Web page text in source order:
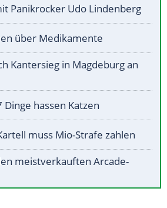
Panikrocker Udo Lindenberg
über Medikamente
Kantersieg in Magdeburg an
hassen Katzen
muss Mio-Strafe zahlen
meistverkauften Arcade-